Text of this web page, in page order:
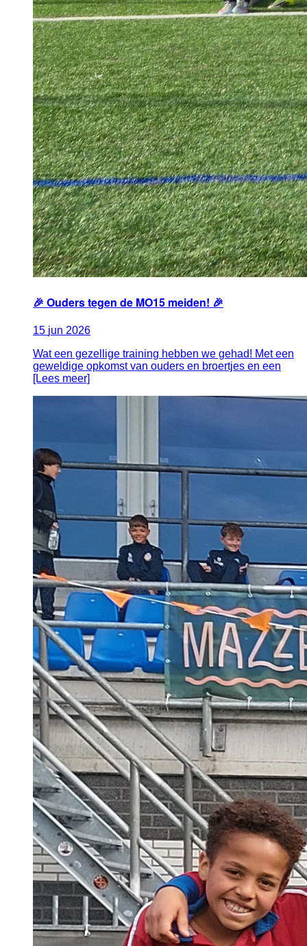
🎉 Ouders tegen de MO15 meiden! 🎉
15 jun 2026
Wat een gezellige training hebben we gehad! Met een
geweldige opkomst van ouders en broertjes en een
[Lees meer]